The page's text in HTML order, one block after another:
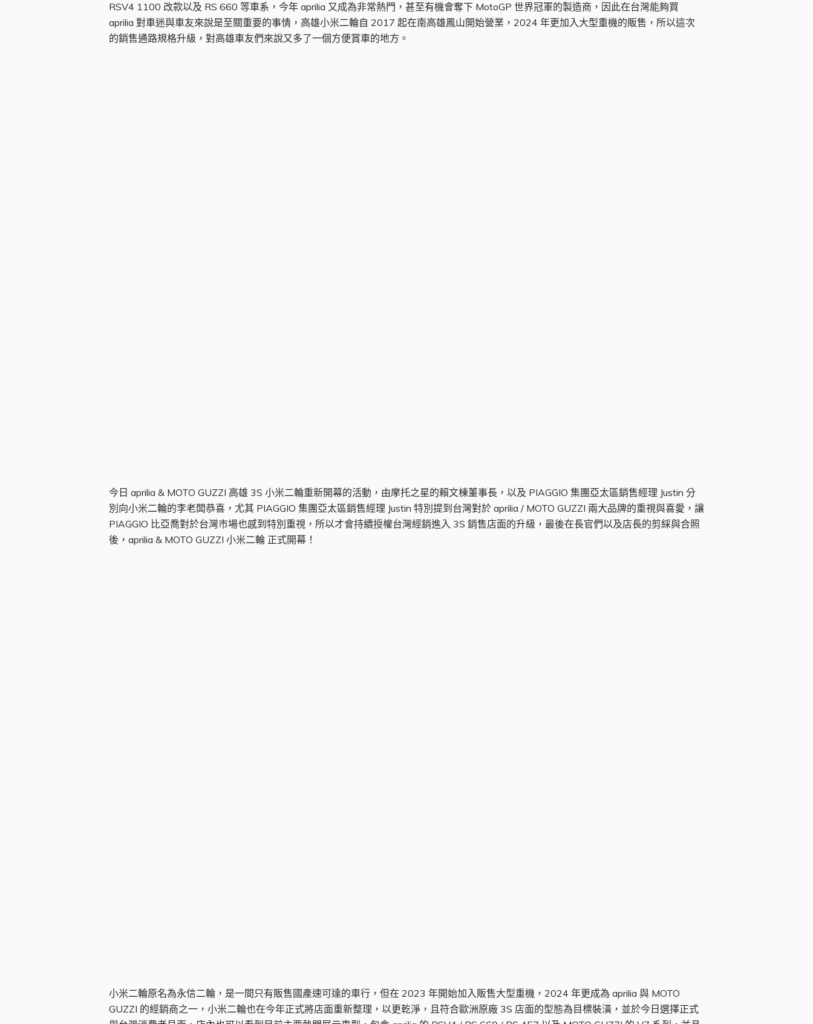
RSV4 1100 改款以及 RS 660 等車系，今年 aprilia 又成為非常熱門，甚至有機會奪下 MotoGP 世界冠軍的製造商，因此在台灣能夠買
aprilia 對車迷與車友來說是至關重要的事情，高雄小米二輪自 2017 起在南高雄鳳山開始營業，2024 年更加入大型重機的販售，所以這次
的銷售通路規格升級，對高雄車友們來說又多了一個方便賞車的地方。
今日 aprilia & MOTO GUZZI 高雄 3S 小米二輪重新開幕的活動，由摩托之星的賴文棟董事長，以及 PIAGGIO 集團亞太區銷售經理 Justin 分
別向小米二輪的李老闆恭喜，尤其 PIAGGIO 集團亞太區銷售經理 Justin 特別提到台灣對於 aprilia / MOTO GUZZI 兩大品牌的重視與喜愛，讓
PIAGGIO 比亞喬對於台灣市場也感到特別重視，所以才會持續授權台灣經銷進入 3S 銷售店面的升級，最後在長官們以及店長的剪綵與合照
後，aprilia & MOTO GUZZI 小米二輪 正式開幕！
小米二輪原名為永信二輪，是一間只有販售國產速可達的車行，但在 2023 年開始加入販售大型重機，2024 年更成為 aprilia 與 MOTO
GUZZI 的經銷商之一，小米二輪也在今年正式將店面重新整理，以更乾淨，且符合歐洲原廠 3S 店面的型態為目標裝潢，並於今日選擇正式